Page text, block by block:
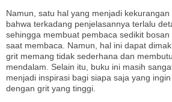
Namun, satu hal yang menjadi
bahwa terkadang penjelasannya terlalu
sehingga membuat pembaca sedikit
saat membaca. Namun, hal ini dapat
grit memang tidak sederhana dan
mendalam. Selain itu, buku ini masih
menjadi inspirasi bagi siapa saja yang
dengan grit yang tinggi.